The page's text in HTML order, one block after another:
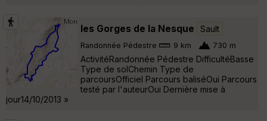
les Gorges de la Nesque Sault
Randonnée Pédestre 9 km 730 m
ActivitéRandonnée Pédestre DifficultéBasse
Type de solChemin Type de
parcoursOfficiel Parcours baliséOui Parcours
testé par l'auteurOui Dernière mise à
jour14/10/2013 »